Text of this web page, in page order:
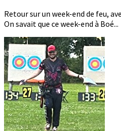
Retour sur un week-end de feu,
On savait que ce week-end à Boé...